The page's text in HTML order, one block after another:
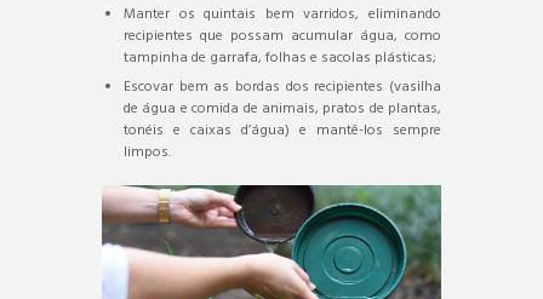
Manter os quintais bem varridos, eliminando
recipientes que possam acumular água, como
tampinha de garrafa, folhas e sacolas plásticas;
Escovar bem as bordas dos recipientes (vasilha
de água e comida de animais, pratos de plantas,
tonéis e caixas d’água) e mantê-los sempre
limpos.